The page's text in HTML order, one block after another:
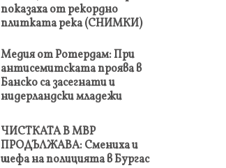
показаха от рекордно
плитката река (СНИМКИ)
Медия от Ротердам: При
антисемитската проява в
Банско са засегнати и
нидерландски младежи
ЧИСТКАТА В МВР
ПРОДЪЛЖАВА: Смениха и
шефа на полицията в Бургас